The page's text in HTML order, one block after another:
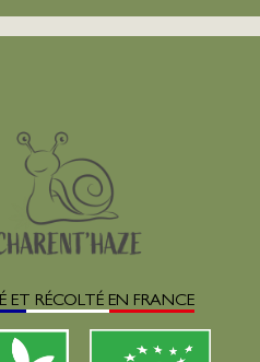
ET RÉCOLTÉ EN FRANCE